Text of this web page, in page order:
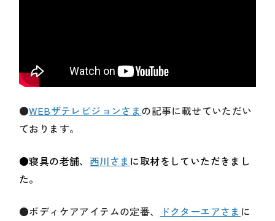
●WEBザテレビジョンさまの記事に載せていただい
ております。
●寝具の老舗、 西川さま に取材をしていただきまし
た。
●ボディケアアイテムの定番、 ドクターエアさま に